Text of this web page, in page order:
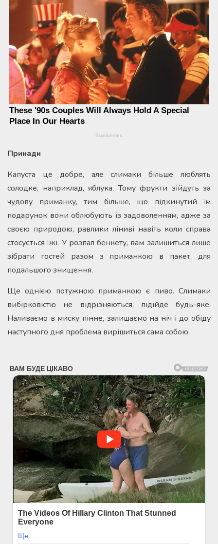
Принади
Капуста це добре, але слимаки більше люблять
солодке, наприклад, яблука. Тому фрукти зійдуть за
чудову приманку, тим більше, що підкинутий їм
подарунок вони облюбують із задоволенням, адже за
своєю природою, равлики ліниві навіть коли справа
стосується їжі. У розпал бенкету, вам залишиться лише
зібрати гостей разом з приманкою в пакет, для
подальшого знищення.
Ще однією потужною приманкою є пиво. Слимаки
вибірковістю не відрізняються, підійде будь-яке.
Наливаємо в миску пінне, залишаємо на ніч і до обіду
наступного дня проблема вирішиться сама собою.